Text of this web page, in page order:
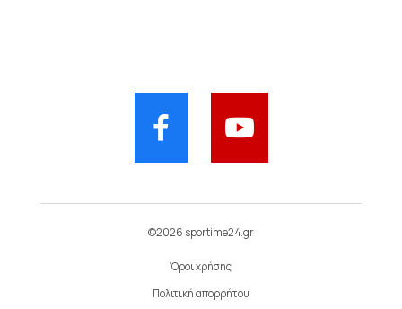
©2026 sportime24.gr
Όροι χρήσης
Πολιτική απορρήτου